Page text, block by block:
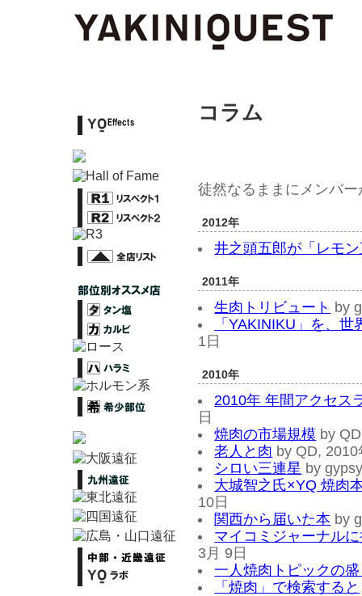
コラム
徒然なるままにメンバ
2012年
井之頭五郎が「レモ
2011年
生肉トリビュート by
「YAKINIKU」を、
1日
2010年
2010年 年間アクセス
日
焼肉の市場規模 by
老人と肉 by QD,
シロい三連星 by
大城智之氏×YQ 焼肉
10日
関西から届いた本 by
マイコミジャーナル
3月 9日
一人焼肉トピックの
「焼肉」で検索すると